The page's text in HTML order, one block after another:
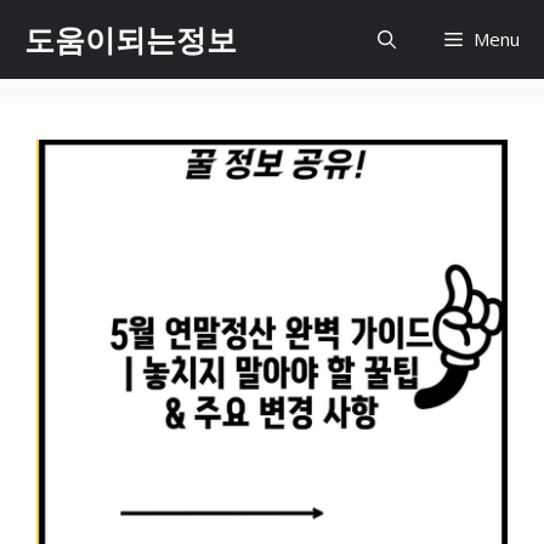
츠
도움이되는정보 Menu